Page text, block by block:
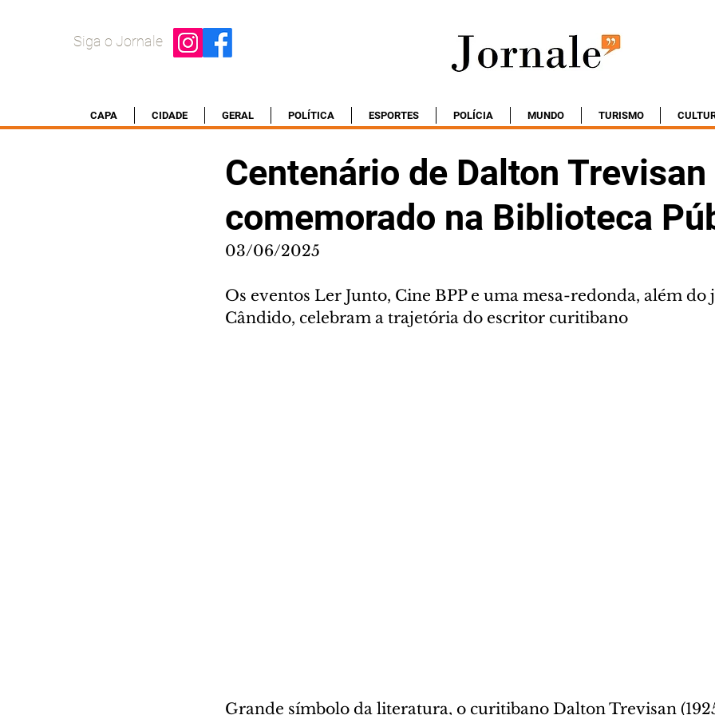
Siga o Jornale
CAPA CIDADE GERAL POLÍTICA ESPORTES POLÍCIA MUNDO TURISMO
Centenário de Dalton Trevisan
comemorado na Biblioteca
03/06/2025
Os eventos Ler Junto, Cine BPP e uma mesa-redonda, além do
Cândido, celebram a trajetória do escritor curitibano
Grande símbolo da literatura, o curitibano Dalton Trevisan